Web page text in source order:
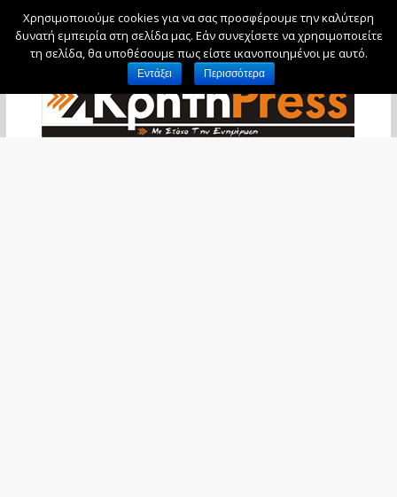
Παρασκευή, 7 Αυγούστου, 2026
Χρησιμοποιούμε cookies για να σας προσφέρουμε την καλύτερη
δυνατή εμπειρία στη σελίδα μας. Εάν συνεχίσετε να χρησιμοποιείτε
τη σελίδα, θα υποθέσουμε πως είστε ικανοποιημένοι με αυτό.
Εντάξει Περισσότερα